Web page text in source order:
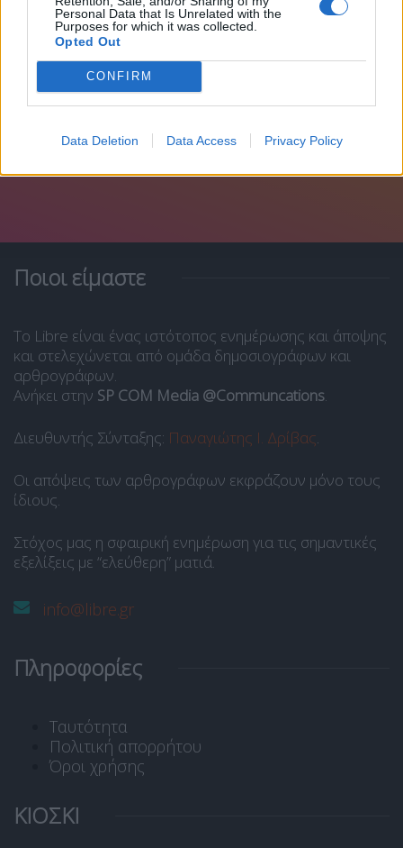
Personal Data that Is Unrelated with the
Purposes for which it was collected.
Opted Out
CONFIRM
Data Deletion Data Access Privacy Policy
ΠΕΡΙΣΣΌΤΕΡΑ ...
Ποιοι είμαστε
Το Libre είναι ένας ιστότοπος ενημέρωσης και άποψης
και στελεχώνεται από ομάδα δημοσιογράφων και
αρθρογράφων.
Ανήκει στην SP COM Media @Communcations.
Διευθυντής Σύνταξης: Παναγιώτης Ι. Δρίβας.
Οι απόψεις των αρθρογράφων εκφράζουν μόνο τους
ίδιους.
Στόχος μας η σφαιρική ενημέρωση για τις σημαντικές
εξελίξεις με “ελεύθερη” ματιά.
info@libre.gr
Πληροφορίες
Ταυτότητα
Πολιτική απορρήτου
Όροι χρήσης
ΚΙΟΣΚΙ